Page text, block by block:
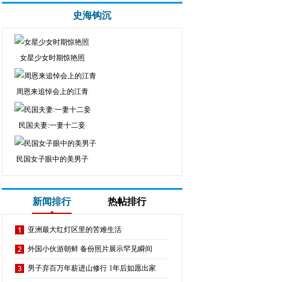
史海钩沉
女星少女时期惊艳照
周恩来追悼会上的江青
民国夫妻:一妻十二妾
民国女子眼中的美男子
新闻排行 热帖排行
亚洲最大红灯区里的苦难生活
外国小伙游朝鲜 备份照片展示罕见瞬间
男子弃百万年薪进山修行 1年后如愿出家